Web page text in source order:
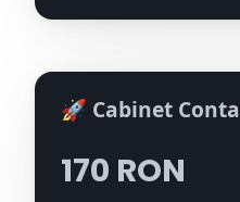
🚀 Cabinet Conta
170 RON